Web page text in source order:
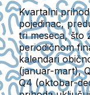
Kvartalni
pojedinac,
tri meseca, što
periodičnom
kalendari
(januar-mart),
Q4 (oktobar-